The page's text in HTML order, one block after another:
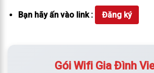
Bạn hãy ấn vào link : Đăng ký
Gói Wifi Gia Đình